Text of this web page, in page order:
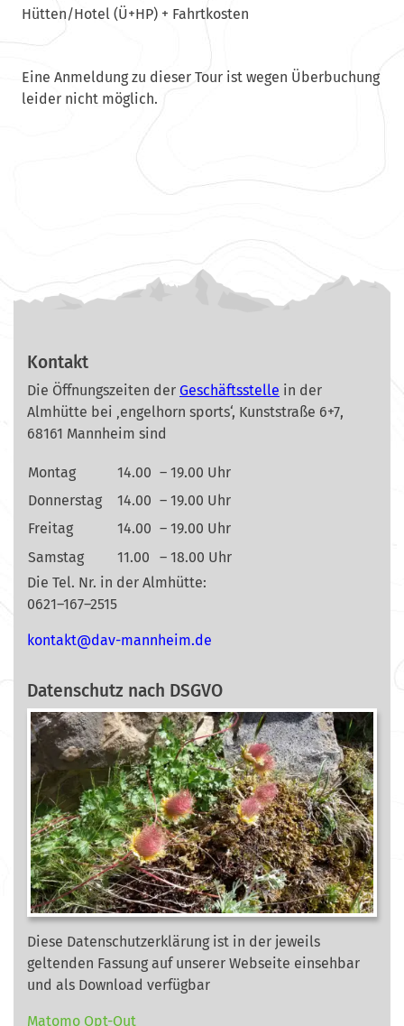
Hütten/Hotel (Ü+HP) + Fahrtkosten
Eine Anmeldung zu dieser Tour ist wegen Überbuchung
leider nicht möglich.
Kontakt
Die Öffnungszeiten der Geschäftsstelle in der
Almhütte bei ‚engelhorn sports‘, Kunststraße 6+7,
68161 Mannheim sind
Montag 14.00 – 19.00 Uhr
Donnerstag
14.00 – 19.00 Uhr
Freitag
14.00 – 19.00 Uhr
Samstag
11.00
– 18.00 Uhr
Die Tel. Nr. in der Almhütte:
0621–167–2515
ed.mi
ehnna
m-vad
@tkat
nok
Datenschutz nach DSGVO
Diese Datenschutzerklärung ist in der jeweils
geltenden Fassung auf unserer Webseite einsehbar
und als Download verfügbar
Matomo Opt-Out